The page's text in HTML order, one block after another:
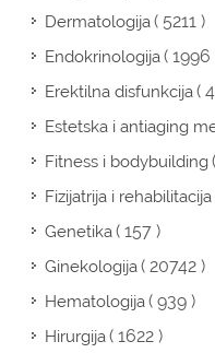
Dermatologija( 5211 )
Endokrinologija( 1996
Erektilna disfunkcija(
Estetska i antiaging
Fitness i bodybuilding
Fizijatrija i rehabilitacija
Genetika( 157 )
Ginekologija( 20742 )
Hematologija( 939 )
Hirurgija( 1622 )